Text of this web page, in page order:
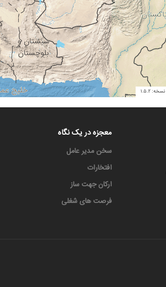
معجزه در یک نگاه
سخن مدیر عامل
افتخارات
ارکان جهت ساز
فرصت های شغلی